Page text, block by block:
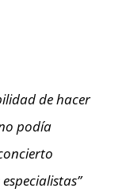
de hacer
podía